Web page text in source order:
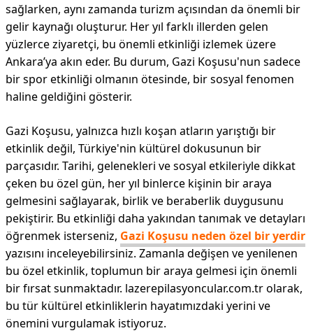
sağlarken, aynı zamanda turizm açısından da önemli bir
gelir kaynağı oluşturur. Her yıl farklı illerden gelen
yüzlerce ziyaretçi, bu önemli etkinliği izlemek üzere
Ankara’ya akın eder. Bu durum, Gazi Koşusu'nun sadece
bir spor etkinliği olmanın ötesinde, bir sosyal fenomen
haline geldiğini gösterir.
Gazi Koşusu, yalnızca hızlı koşan atların yarıştığı bir
etkinlik değil, Türkiye'nin kültürel dokusunun bir
parçasıdır. Tarihi, gelenekleri ve sosyal etkileriyle dikkat
çeken bu özel gün, her yıl binlerce kişinin bir araya
gelmesini sağlayarak, birlik ve beraberlik duygusunu
pekiştirir. Bu etkinliği daha yakından tanımak ve detayları
öğrenmek isterseniz, Gazi Koşusu neden özel bir yerdir
yazısını inceleyebilirsiniz. Zamanla değişen ve yenilenen
bu özel etkinlik, toplumun bir araya gelmesi için önemli
bir fırsat sunmaktadır. lazerepilasyoncular.com.tr olarak,
bu tür kültürel etkinliklerin hayatımızdaki yerini ve
önemini vurgulamak istiyoruz.